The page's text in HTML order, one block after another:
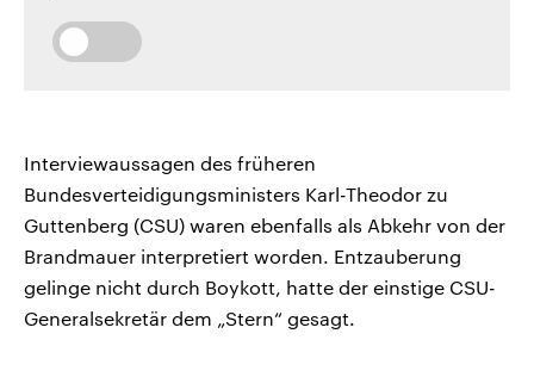
Interviewaussagen des früheren
Bundesverteidigungsministers Karl-Theodor zu
Guttenberg (CSU) waren ebenfalls als Abkehr von der
Brandmauer interpretiert worden. Entzauberung
gelinge nicht durch Boykott, hatte der einstige CSU-
Generalsekretär dem „Stern“ gesagt.